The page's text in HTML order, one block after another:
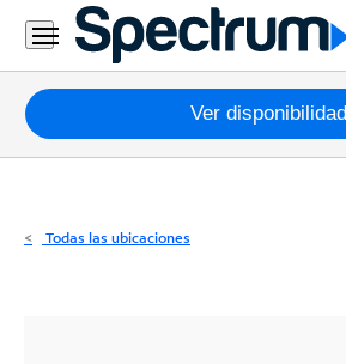
Residencial
Business
Paquetes
Internet
Ver disponibilidad
Todas las ubicaciones